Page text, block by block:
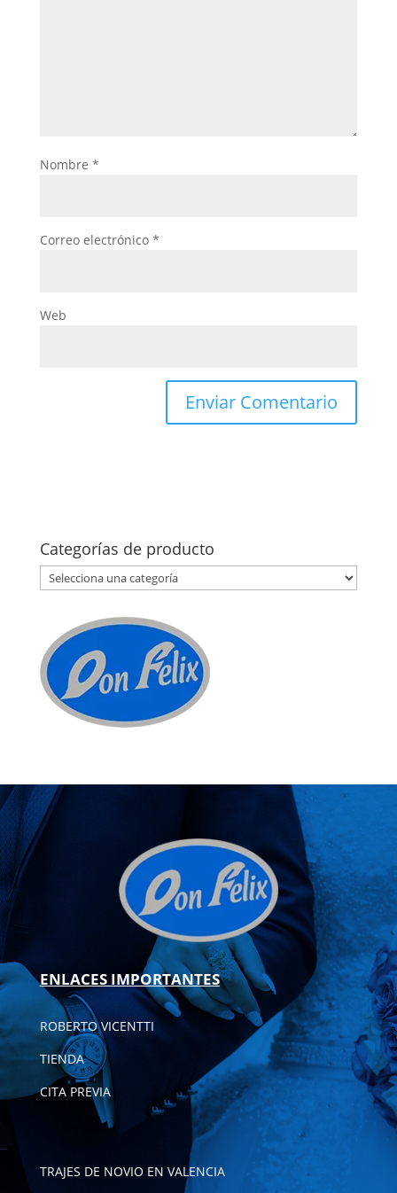
Nombre *
Correo electrónico *
Web
Categorías de producto
ENLACES IMPORTANTES
ROBERTO VICENTTI
TIENDA
CITA PREVIA
TRAJES DE NOVIO EN VALENCIA